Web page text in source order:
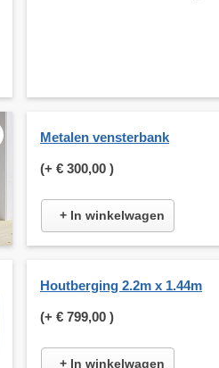
Metalen vensterbank
(+ € 300,00 )
+ In winkelwagen
Houtberging 2.2m x 1.44m
(+ € 799,00 )
+ In winkelwagen